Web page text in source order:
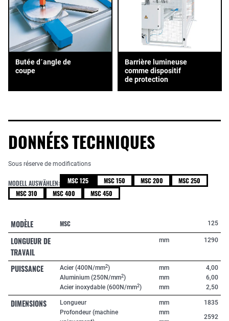
Butée d´angle de
coupe
Barrière lumineuse
comme dispositif
de protection
DONNÉES TECHNIQUES
Sous réserve de modifications
MODELL AUSWÄHLEN: MSC 125 MSC 150 MSC 200
MSC 250
MSC 310
MSC 400 MSC 450
MODÈLE MSC 125
LONGUEUR DE
TRAVAIL
mm 1290
PUISSANCE Acier (400N/mm2)
Aluminium (250N/mm2)
Acier inoxydable (600N/mm2)
mm
mm
mm
4,00
6,00
2,50
DIMENSIONS
Longueur
Profondeur (machine
mm
mm
1835
2592